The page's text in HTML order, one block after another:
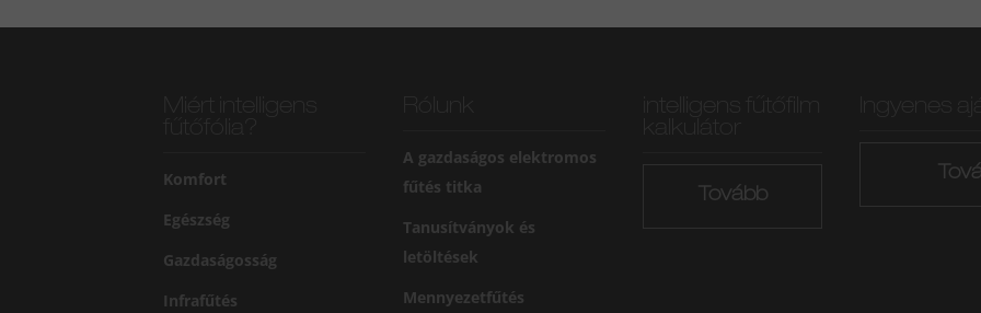
Komfort
Egészség
Gazdaságosság
Infrafűtés
A gazdaságos elektromos
fűtés titka
Tanusítványok és
letöltések
Mennyezetfűtés
Tovább